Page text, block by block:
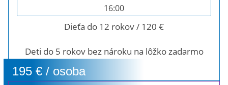
16:00
Dieťa do 12 rokov / 120 €
Deti do 5 rokov bez nároku na lôžko zadarmo
195 € / osoba